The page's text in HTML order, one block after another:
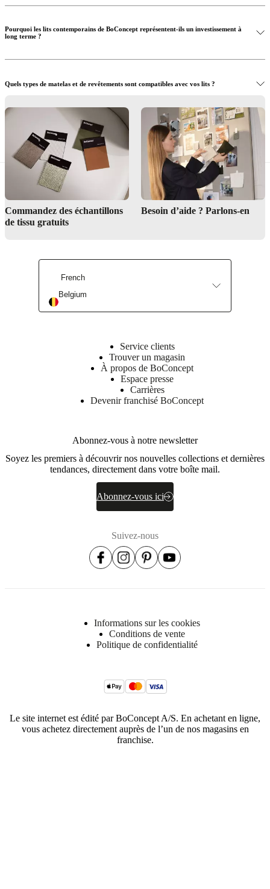
Pourquoi les lits contemporains de BoConcept représentent-ils un investissement à
long terme ?
Trouver un magasin
Quels types de matelas et de revêtements sont compatibles avec vos lits ?
Le Service de design d’intérieur peut-il m’aider à créer un look de chambre
harmonisé ?
Commandez des échantillons
de tissu gratuits
Besoin d’aide ? Parlons-en
French
Belgium
Service clients
Trouver un magasin
À propos de BoConcept
Espace presse
Carrières
Devenir franchisé BoConcept
Abonnez-vous à notre newsletter
Soyez les premiers à découvrir nos nouvelles collections et dernières
tendances, directement dans votre boîte mail.
Abonnez-vous ici
Suivez-nous
Informations sur les cookies
Conditions de vente
Politique de confidentialité
Le site internet est édité par BoConcept A/S. En achetant en ligne,
vous achetez directement auprès de l’un de nos magasins en
franchise.